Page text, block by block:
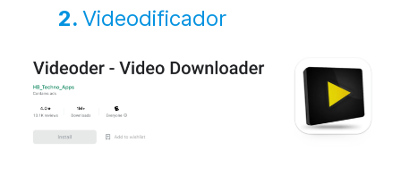
2. Videodificador